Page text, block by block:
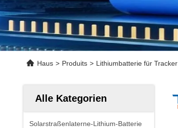
Haus > Produits > Lithiumbatterie für Tracker
Alle Kategorien
Solarstraßenlaterne-Lithium-Batterie